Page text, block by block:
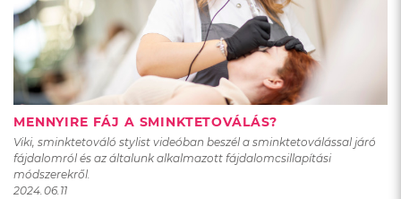
MENNYIRE FÁJ A SMINKTETOVÁLÁS?
Viki, sminktetováló stylist videóban beszél a sminktetoválással járó
fájdalomról és az általunk alkalmazott fájdalomcsillapítási
módszerekről.
2024.06.11